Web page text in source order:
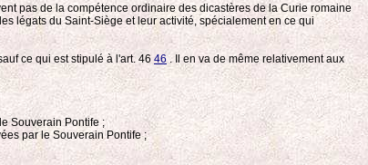
pas de la compétence ordinaire des dicastères de la Curie romaine
légats du Saint-Siège et leur activité, spécialement en ce qui
ce qui est stipulé à l'art. 46 46 . Il en va de même relativement aux
Souverain Pontife ;
par le Souverain Pontife ;